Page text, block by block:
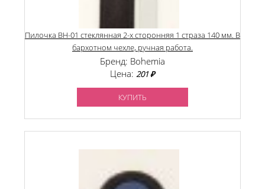
Пилочка BH-01 стеклянная 2-х сторонняя 1 страза 140 мм. В
бархотном чехле, ручная работа.
Бренд: Bohemia
Цена: 201 ₽
КУПИТЬ